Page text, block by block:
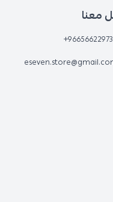
معنا